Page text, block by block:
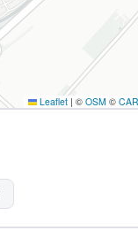
Leaflet | © OSM ©